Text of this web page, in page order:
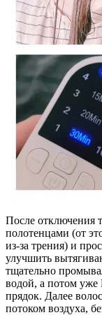
После отключения
полотенцами (от
из-за трения) и
улучшить
тщательно
водой, а потом уже
прядок. Далее
потоком воздуха,